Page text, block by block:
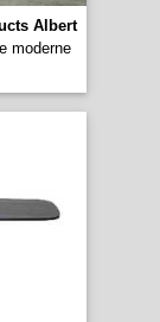
Albert
moderne